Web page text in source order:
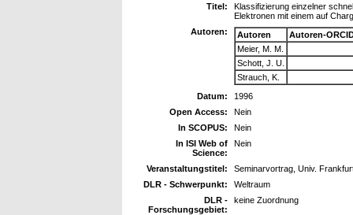
Titel:
Klassifizierung einzelner
Elektronen mit einem auf
Autoren:
Autoren
Autoren-
Meier, M. M.
Schott, J. U.
Strauch, K.
Datum:
1996
Open Access:
Nein
In SCOPUS:
Nein
In ISI Web of
Science:
Nein
Veranstaltungstitel:
Seminarvortrag, Univ.
DLR - Schwerpunkt:
Weltraum
DLR -
Forschungsgebiet:
keine Zuordnung